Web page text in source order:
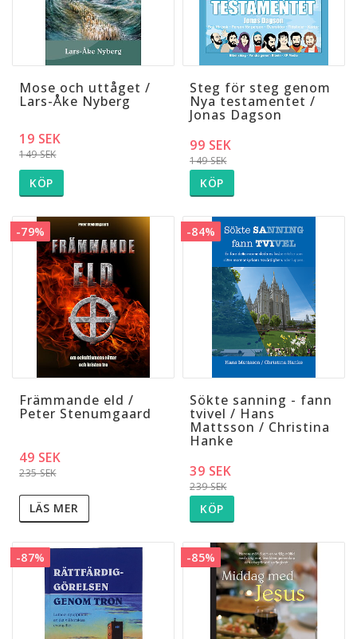
Mose och uttåget /
Lars-Åke Nyberg
149 SEK
19 SEK
KÖP
Steg för steg genom
Nya testamentet /
Jonas Dagson
149 SEK
99 SEK
KÖP
-79%
Främmande eld /
Peter Stenumgaard
235 SEK
49 SEK
LÄS MER
-84%
Sökte sanning - fann
tvivel / Hans
Mattsson / Christina
Hanke
239 SEK
39 SEK
KÖP
-87% -85%